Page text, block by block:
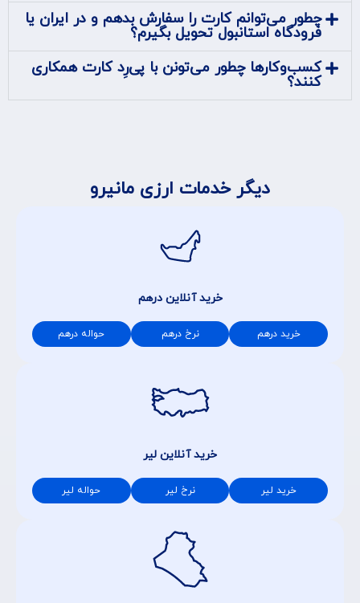
چطور می‌توانم کارت را سفارش بدهم و در ایران یا
فرودگاه استانبول تحویل بگیرم؟
کسب‌وکارها چطور می‌تونن با پی‌رِد کارت همکاری
کنند؟
دیگر خدمات ارزی مانیرو
خرید آنلاین درهم
خرید درهم نرخ درهم حواله درهم
خرید آنلاین لیر
خرید لیر نرخ لیر حواله لیر